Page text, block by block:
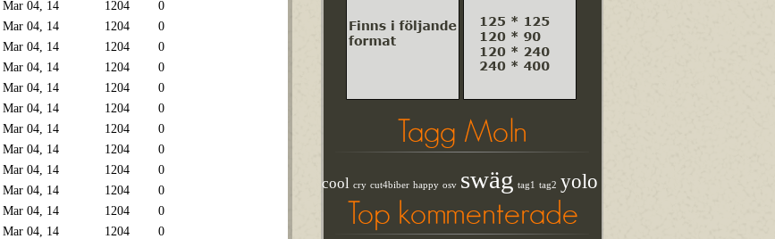
Tagg Moln
cool cry cut4biber happy osv swäg tag1 tag2 yolo
Top kommenterade
Mar 04, 14 1204
0
Mar 04, 14 1204
0
Mar 04, 14 1204
0
Mar 04, 14 1204
0
Mar 04, 14 1204
0
Mar 04, 14 1204
0
Mar 04, 14 1204
0
Mar 04, 14 1204
0
Mar 04, 14 1204
0
Mar 04, 14 1204
0
Mar 04, 14 1204
0
Mar 04, 14 1204
0